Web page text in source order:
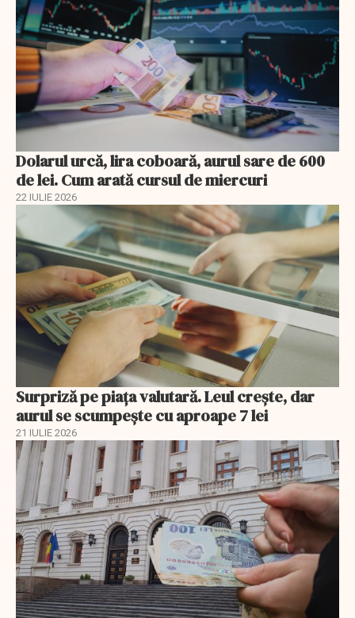
Dolarul urcă, lira coboară, aurul sare de 600
de lei. Cum arată cursul de miercuri
22 IULIE 2026
Surpriză pe piața valutară. Leul crește, dar
aurul se scumpește cu aproape 7 lei
21 IULIE 2026